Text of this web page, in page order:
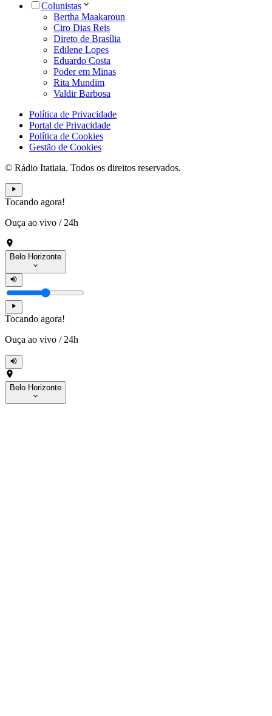
Colunistas
Bertha Maakaroun
Ciro Dias Reis
Direto de Brasília
Edilene Lopes
Eduardo Costa
Poder em Minas
Rita Mundim
Valdir Barbosa
Política de Privacidade
Portal de Privacidade
Política de Cookies
Gestão de Cookies
© Rádio Itatiaia. Todos os direitos reservados.
Tocando agora!
Ouça ao vivo / 24h
Belo Horizonte
Tocando agora!
Ouça ao vivo / 24h
Belo Horizonte